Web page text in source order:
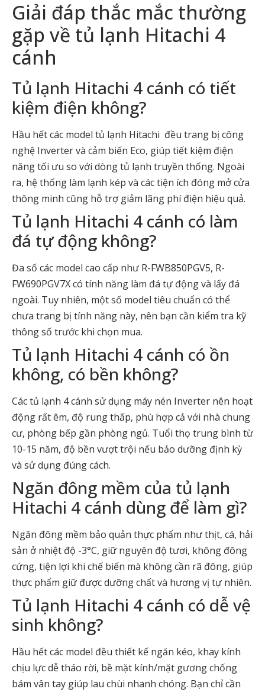
Giải đáp thắc mắc thường
gặp về tủ lạnh Hitachi 4
cánh
Tủ lạnh Hitachi 4 cánh có tiết
kiệm điện không?
Hầu hết các model tủ lạnh Hitachi đều trang bị công
nghệ Inverter và cảm biến Eco, giúp tiết kiệm điện
năng tối ưu so với dòng tủ lạnh truyền thống. Ngoài
ra, hệ thống làm lạnh kép và các tiện ích đóng mở cửa
thông minh cũng hỗ trợ giảm lãng phí điện hiệu quả.
Tủ lạnh Hitachi 4 cánh có làm
đá tự động không?
Đa số các model cao cấp như R-FWB850PGV5, R-
FW690PGV7X có tính năng làm đá tự động và lấy đá
ngoài. Tuy nhiên, một số model tiêu chuẩn có thể
chưa trang bị tính năng này, nên bạn cần kiểm tra kỹ
thông số trước khi chọn mua.
Tủ lạnh Hitachi 4 cánh có ồn
không, có bền không?
Các tủ lạnh 4 cánh sử dụng máy nén Inverter nên hoạt
động rất êm, độ rung thấp, phù hợp cả với nhà chung
cư, phòng bếp gần phòng ngủ. Tuổi thọ trung bình từ
10-15 năm, độ bền vượt trội nếu bảo dưỡng định kỳ
và sử dụng đúng cách.
Ngăn đông mềm của tủ lạnh
Hitachi 4 cánh dùng để làm gì?
Ngăn đông mềm bảo quản thực phẩm như thịt, cá, hải
sản ở nhiệt độ -3°C, giữ nguyên độ tươi, không đông
cứng, tiện lợi khi chế biến mà không cần rã đông, giúp
thực phẩm giữ được dưỡng chất và hương vị tự nhiên.
Tủ lạnh Hitachi 4 cánh có dễ vệ
sinh không?
Hầu hết các model đều thiết kế ngăn kéo, khay kính
chịu lực dễ tháo rời, bề mặt kính/mặt gương chống
bám vân tay giúp lau chùi nhanh chóng. Bạn chỉ cần